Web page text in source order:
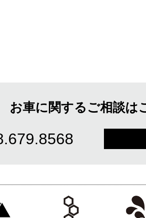
お車に関するご相談は